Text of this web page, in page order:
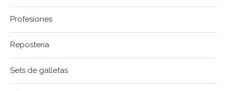
Profesiones
Reposteria
Sets de galletas